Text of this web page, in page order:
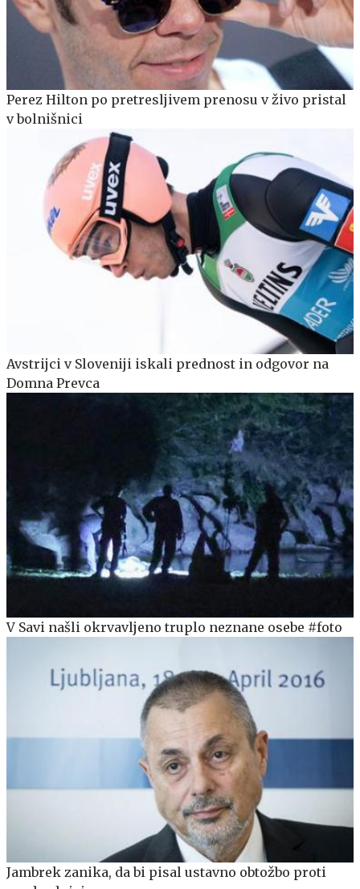
Perez Hilton po pretresljivem prenosu v živo pristal
v bolnišnici
Avstrijci v Sloveniji iskali prednost in odgovor na
Domna Prevca
V Savi našli okrvavljeno truplo neznane osebe #foto
Jambrek zanika, da bi pisal ustavno obtožbo proti